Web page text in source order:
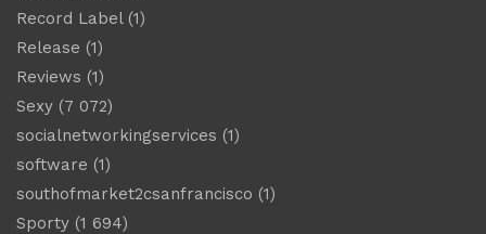
Record Label(1)
Release (1)
Reviews (1)
Sexy (7 072)
socialnetworkingservices (1)
software (1)
southofmarket2csanfrancisco (1)
Sporty (1 694)